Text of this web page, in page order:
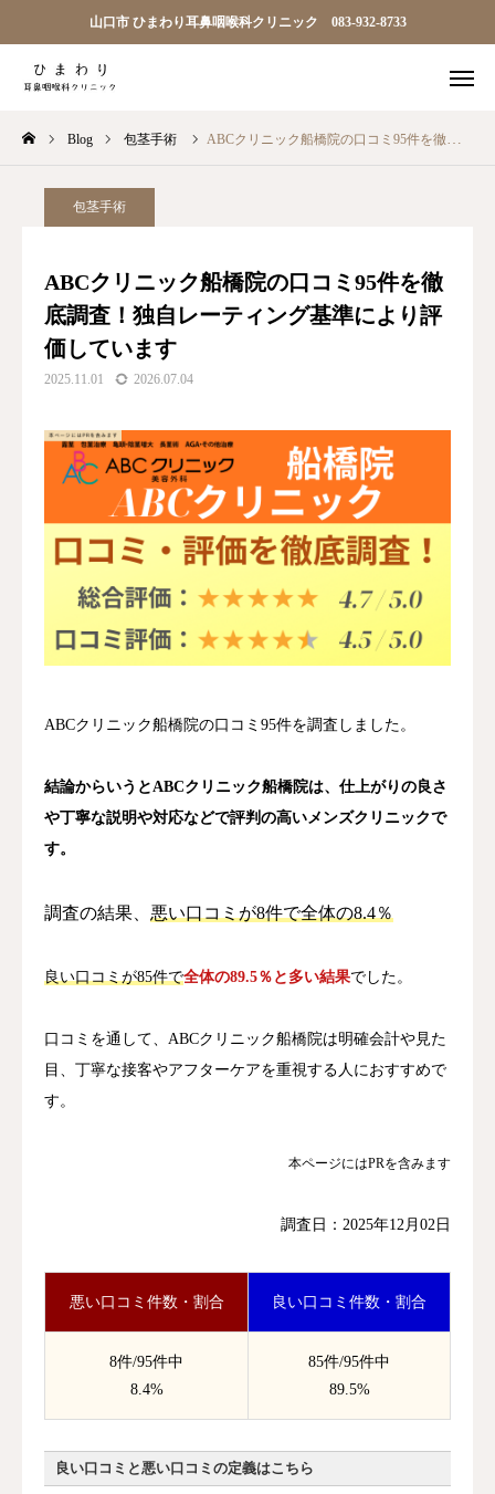
山口市 ひまわり耳鼻咽喉科クリニック 083-932-8733
Blog 包茎手術 ABCクリニック船橋院の口コミ95件を徹底調査！独自レーティング基準により評価しています
包茎手術
ABCクリニック船橋院の口コミ95件を徹
底調査！独自レーティング基準により評
価しています
2025.11.01 2026.07.04
ABCクリニック船橋院の口コミ95件を調査しました。
結論からいうとABCクリニック船橋院は、仕上がりの良さ
や丁寧な説明や対応などで評判の高いメンズクリニックで
す。
調査の結果、 悪い口コミが8件で全体の8.4％
良い口コミが85件で全体の89.5％と多い結果でした。
口コミを通して、ABCクリニック船橋院は明確会計や見た
目、丁寧な接客やアフターケアを重視する人におすすめで
す。
本ページにはPRを含みます
調査日：2025年12月02日
悪い口コミ件数・割合 良い口コミ件数・割合
8件/95件中
8.4%
85件/95件中
89.5%
良い口コミと悪い口コミの定義はこちら

問診 アクセス
診療案内
院長ごあいさつ
お知らせ
いびき・無呼吸